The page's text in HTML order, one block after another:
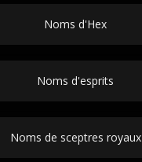
Noms d'Hex
Noms d'esprits
Noms de sceptres royaux